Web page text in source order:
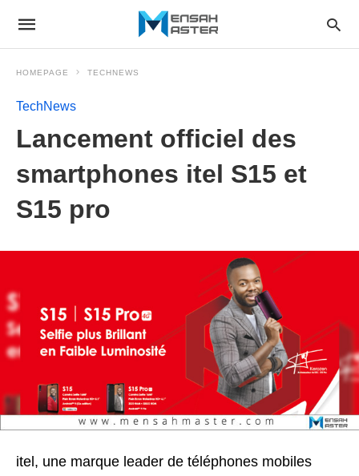
HOMEPAGE TECHNEWS
TechNews
Lancement officiel des
smartphones itel S15 et
S15 pro
itel, une marque leader de téléphones mobiles